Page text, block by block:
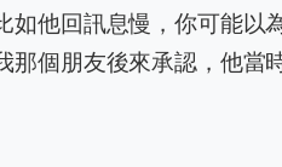
如他回訊息慢，你可能以
那個朋友後來承認，他當